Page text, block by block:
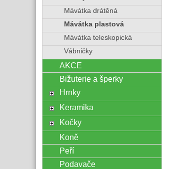
Mávátka drátěná
Mávátka plastová
Mávátka teleskopická
Vábničky
AKCE
Bižuterie a šperky
Hrnky
Keramika
Kočky
Koně
Peří
Podavače